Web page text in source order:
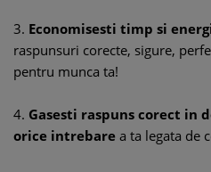
3. Economisesti timp si
raspunsuri corecte, sigure,
pentru munca ta!
4. Gasesti raspuns corect in
orice intrebare a ta legata de